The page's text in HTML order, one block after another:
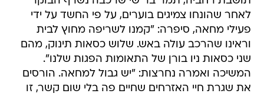
לאחר שהונחו צמיגים בוערים, על פי החשד על ידי
פעילי מחאה, סיפרה: "קמנו לשריפה מחוץ לבית
וראינו שהרכב עולה באש. שלוש כסאות תינוק, מהם
שני כסאות ניו בורן של התאומות הפגות שלנו".
המשיכה ואמרה נחרצות: "יש גבול למחאה. הורסים
את שגרת חיי האזרחים שחיים פה בלי שום קשר, זו